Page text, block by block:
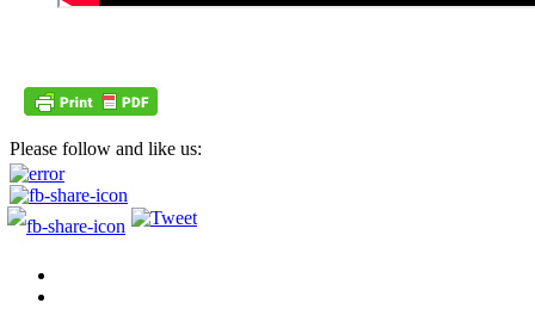
Please follow and like us: